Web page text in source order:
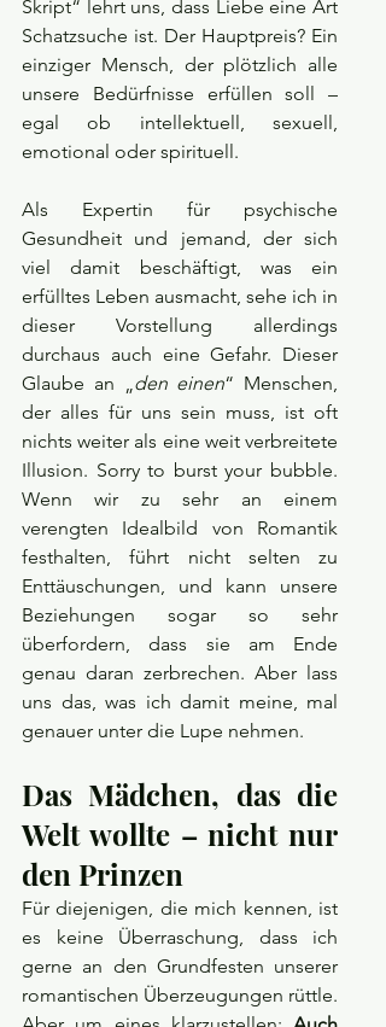
Skript“ lehrt uns, dass Liebe eine Art
Schatzsuche ist. Der Hauptpreis? Ein
einziger Mensch, der plötzlich alle
unsere Bedürfnisse erfüllen soll –
egal ob intellektuell, sexuell,
emotional oder spirituell.
Als Expertin für psychische
Gesundheit und jemand, der sich
viel damit beschäftigt, was ein
erfülltes Leben ausmacht, sehe ich in
dieser Vorstellung allerdings
durchaus auch eine Gefahr. Dieser
Glaube an „ den einen“ Menschen,
der alles für uns sein muss, ist oft
nichts weiter als eine weit verbreitete
Illusion. Sorry to burst your bubble.
Wenn wir zu sehr an einem
verengten Idealbild von Romantik
festhalten, führt nicht selten zu
Enttäuschungen, und kann unsere
Beziehungen sogar so sehr
überfordern, dass sie am Ende
genau daran zerbrechen. Aber lass
uns das, was ich damit meine, mal
genauer unter die Lupe nehmen.
Das Mädchen, das die
Welt wollte – nicht nur
den Prinzen
Für diejenigen, die mich kennen, ist
es keine Überraschung, dass ich
gerne an den Grundfesten unserer
romantischen Überzeugungen rüttle.